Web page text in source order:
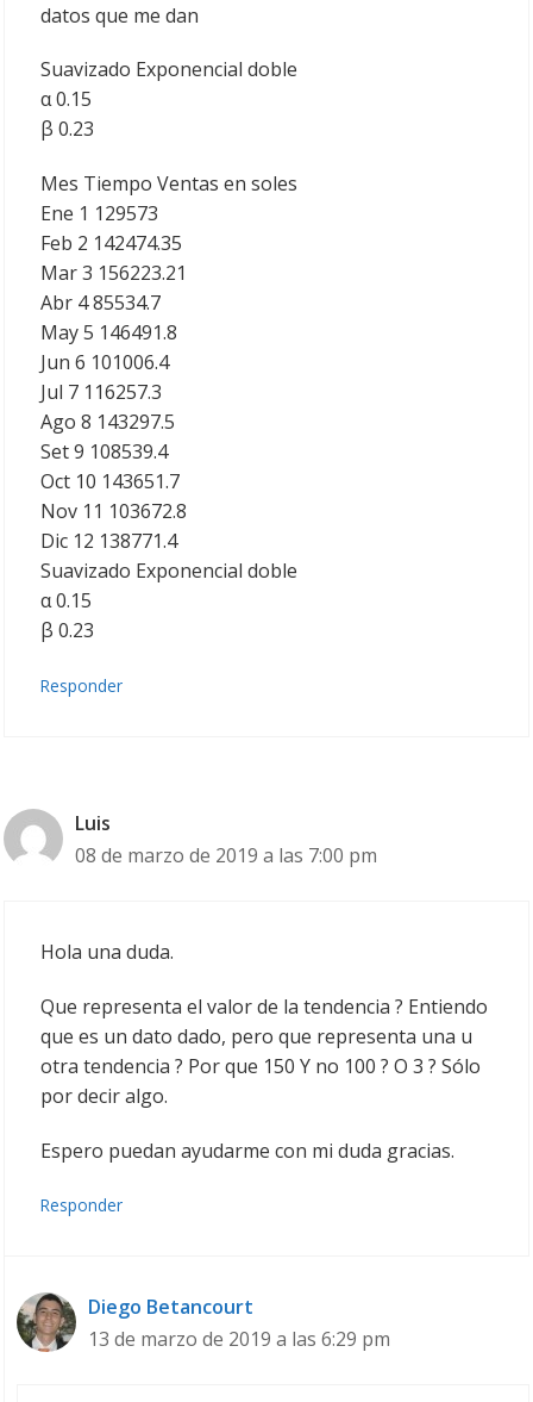
datos que me dan
Suavizado Exponencial doble
α 0.15
β 0.23
Mes Tiempo Ventas en soles
Ene 1 129573
Feb 2 142474.35
Mar 3 156223.21
Abr 4 85534.7
May 5 146491.8
Jun 6 101006.4
Jul 7 116257.3
Ago 8 143297.5
Set 9 108539.4
Oct 10 143651.7
Nov 11 103672.8
Dic 12 138771.4
Suavizado Exponencial doble
α 0.15
β 0.23
Responder
Luis
08 de marzo de 2019 a las 7:00 pm
Hola una duda.
Que representa el valor de la tendencia ? Entiendo
que es un dato dado, pero que representa una u
otra tendencia ? Por que 150 Y no 100 ? O 3 ? Sólo
por decir algo.
Espero puedan ayudarme con mi duda gracias.
Responder
Diego Betancourt
13 de marzo de 2019 a las 6:29 pm